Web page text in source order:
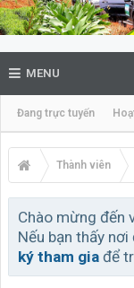
MENU
Đang trực tuyến
Thành viên
Chào mừng đến
Nếu bạn thấy
ký tham gia để